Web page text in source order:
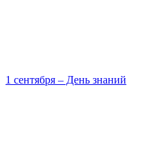
1 сентября – День знаний